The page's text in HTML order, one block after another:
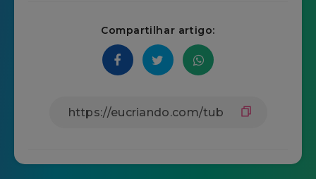
Compartilhar artigo: